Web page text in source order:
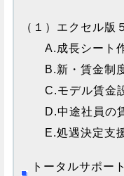
（１）エクセル版
A.成長シート
B.新・賃金制度
C.モデル賃金設
D.中途社員の賃
E.処遇決定支援
トータルサポー